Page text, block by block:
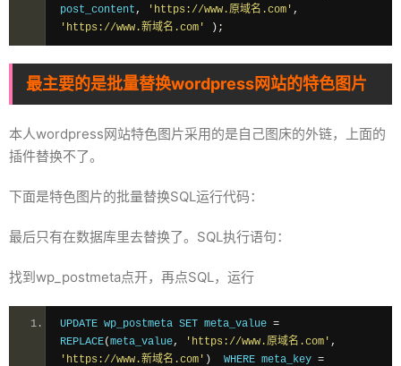
post_content, 'https://www.原域名.com' ,
'https://www.新域名.com'
);
最主要的是批量替换wordpress网站的特色图片
本人wordpress网站特色图片采用的是自己图床的外链，上面的
插件替换不了。
下面是特色图片的批量替换SQL运行代码：
最后只有在数据库里去替换了。SQL执行语句：
找到wp_postmeta点开，再点SQL，运行
UPDATE wp_postmeta SET meta_value =
REPLACE(meta_value, 'https://www.原域名.com' ,
'https://www.新域名.com' )
  WHERE meta_key
=